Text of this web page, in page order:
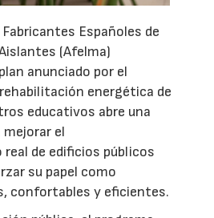
Españoles de
(Afelma)
anunciado por el
energética de
educativos abre una
el
de edificios públicos
su papel como
confortables y eficientes.